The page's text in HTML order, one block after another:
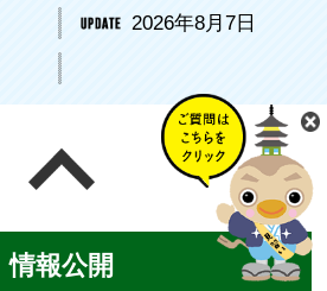
2026年8月7日
ページの先頭へ戻る
情報公開